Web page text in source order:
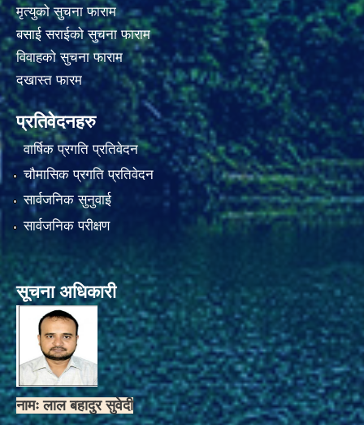
मृत्युको सुचना फाराम
बसाई सराईको सुचना फाराम
विवाहको सुचना फाराम
दखास्त फारम
प्रतिवेदनहरु
वार्षिक प्रगति प्रतिवेदन
चौमासिक प्रगति प्रतिवेदन
सार्वजनिक सुनुवाई
सार्वजनिक परीक्षण
सूचना अधिकारी
नामः लाल बहादुर सुवेदी